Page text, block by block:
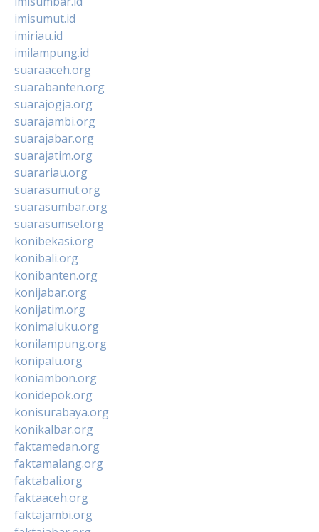
imisumut.id
imiriau.id
imilampung.id
suaraaceh.org
suarabanten.org
suarajogja.org
suarajambi.org
suarajabar.org
suarajatim.org
suarariau.org
suarasumut.org
suarasumbar.org
suarasumsel.org
konibekasi.org
konibali.org
konibanten.org
konijabar.org
konijatim.org
konimaluku.org
konilampung.org
konipalu.org
koniambon.org
konidepok.org
konisurabaya.org
konikalbar.org
faktamedan.org
faktamalang.org
faktabali.org
faktaaceh.org
faktajambi.org